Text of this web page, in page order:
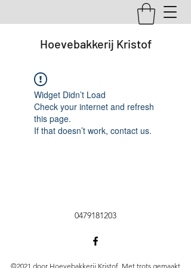
Hoevebakkerij Kristof
Widget Didn’t Load
Check your internet and refresh
this page.
If that doesn’t work, contact us.
0479181203
©2021 door Hoevebakkerij Kristof. Met trots gemaakt